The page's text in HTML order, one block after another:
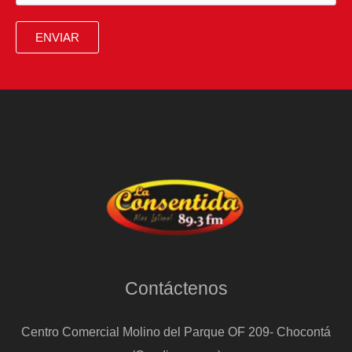
para
3
ENVIAR
Contáctenos
Centro Comercial Molino del Parque OF 209- Chocontá